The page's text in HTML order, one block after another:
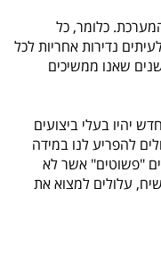
כלומר, כל
נדירות אחריות לכל
שאנו ממשיכים
יהיו בעלי ביצועים
להפריע לנו במידה
לעיתים יספיק למשתמשים "פשוטים" אשר לא
עלולים למצוא את